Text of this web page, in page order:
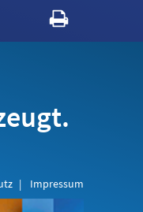
Impressum